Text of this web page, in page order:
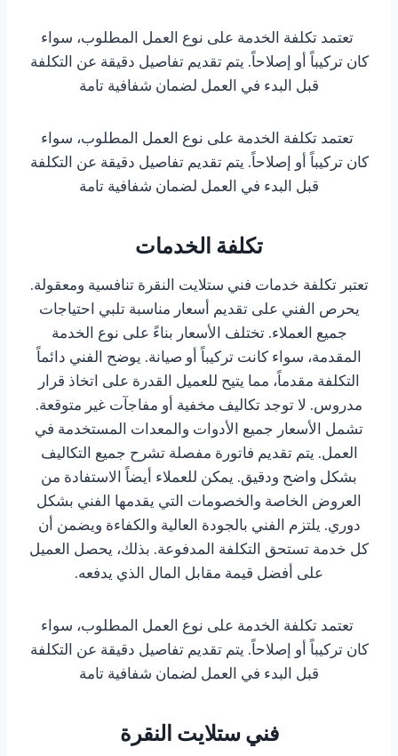
تعتمد تكلفة الخدمة على نوع العمل المطلوب، سواء
كان تركيباً أو إصلاحاً. يتم تقديم تفاصيل دقيقة عن التكلفة
قبل البدء في العمل لضمان شفافية تامة
تعتمد تكلفة الخدمة على نوع العمل المطلوب، سواء
كان تركيباً أو إصلاحاً. يتم تقديم تفاصيل دقيقة عن التكلفة
قبل البدء في العمل لضمان شفافية تامة
تكلفة الخدمات
تعتبر تكلفة خدمات فني ستلايت النقرة تنافسية ومعقولة.
يحرص الفني على تقديم أسعار مناسبة تلبي احتياجات
جميع العملاء. تختلف الأسعار بناءً على نوع الخدمة
المقدمة، سواء كانت تركيباً أو صيانة. يوضح الفني دائماً
التكلفة مقدماً، مما يتيح للعميل القدرة على اتخاذ قرار
مدروس. لا توجد تكاليف مخفية أو مفاجآت غير متوقعة.
تشمل الأسعار جميع الأدوات والمعدات المستخدمة في
العمل. يتم تقديم فاتورة مفصلة تشرح جميع التكاليف
بشكل واضح ودقيق. يمكن للعملاء أيضاً الاستفادة من
العروض الخاصة والخصومات التي يقدمها الفني بشكل
دوري. يلتزم الفني بالجودة العالية والكفاءة ويضمن أن
كل خدمة تستحق التكلفة المدفوعة. بذلك، يحصل العميل
على أفضل قيمة مقابل المال الذي يدفعه.
تعتمد تكلفة الخدمة على نوع العمل المطلوب، سواء
كان تركيباً أو إصلاحاً. يتم تقديم تفاصيل دقيقة عن التكلفة
قبل البدء في العمل لضمان شفافية تامة
فني ستلايت النقرة